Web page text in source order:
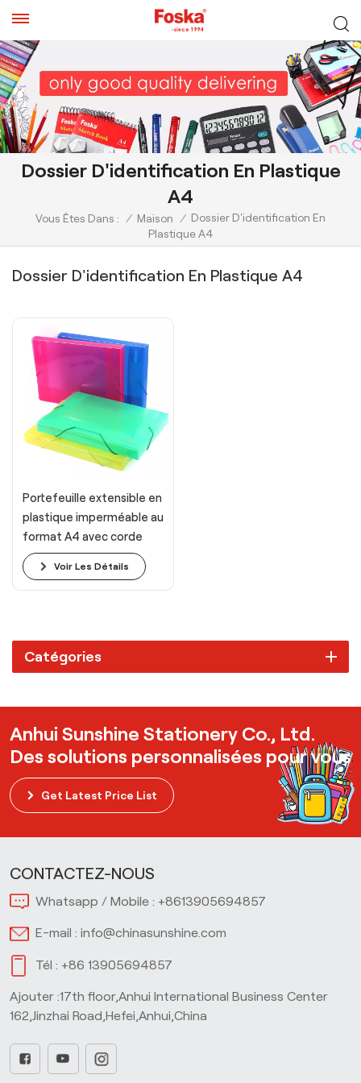
Dossier D'identification En Plastique
A4
Vous Êtes Dans : / Maison / Dossier D'identification En
Plastique A4
Dossier D'identification En Plastique A4
Portefeuille extensible en
plastique imperméable au
format A4 avec corde
élastique
Voir Les Détails
Catégories
Anhui Sunshine Stationery Co., Ltd.
Des solutions personnalisées pour vous
Get Latest Price List
CONTACTEZ-NOUS
Whatsapp / Mobile : +8613905694857
E-mail : info@chinasunshine.com
Tél : +86 13905694857
Ajouter :17th floor,Anhui International Business Center
162,Jinzhai Road,Hefei,Anhui,China